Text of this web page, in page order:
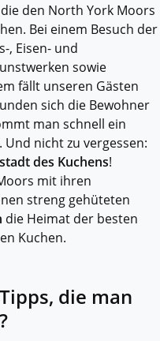
den North York Moors
Bei einem Besuch der
, Eisen- und
sowie
fällt unseren Gästen
sich die Bewohner
man schnell ein
. Und nicht zu vergessen:
des Kuchens!
mit ihren
streng gehüteten
die Heimat der besten
Kuchen.
die man